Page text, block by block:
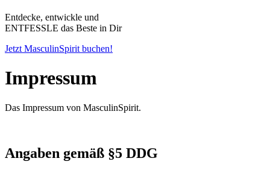
Entdecke, entwickle und
ENTFESSLE das Beste in Dir
Jetzt MasculinSpirit buchen!
Impressum
Das Impressum von MasculinSpirit.
Angaben gemäß §5 DDG